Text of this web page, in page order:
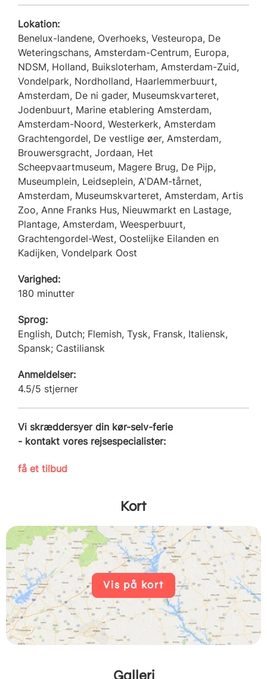
Lokation:
Benelux-landene, Overhoeks, Vesteuropa, De
Weteringschans, Amsterdam-Centrum, Europa,
NDSM, Holland, Buiksloterham, Amsterdam-Zuid,
Vondelpark, Nordholland, Haarlemmerbuurt,
Amsterdam, De ni gader, Museumskvarteret,
Jodenbuurt, Marine etablering Amsterdam,
Amsterdam-Noord, Westerkerk, Amsterdam
Grachtengordel, De vestlige øer, Amsterdam,
Brouwersgracht, Jordaan, Het
Scheepvaartmuseum, Magere Brug, De Pijp,
Museumplein, Leidseplein, A'DAM-tårnet,
Amsterdam, Museumskvarteret, Amsterdam, Artis
Zoo, Anne Franks Hus, Nieuwmarkt en Lastage,
Plantage, Amsterdam, Weesperbuurt,
Grachtengordel-West, Oostelijke Eilanden en
Kadijken, Vondelpark Oost
Varighed:
180 minutter
Sprog:
English, Dutch; Flemish, Tysk, Fransk, Italiensk,
Spansk; Castiliansk
Anmeldelser:
4.5/5 stjerner
Vi skræddersyer din kør-selv-ferie
- kontakt vores rejsespecialister:
få et tilbud
Kort
Vis på kort
Galleri